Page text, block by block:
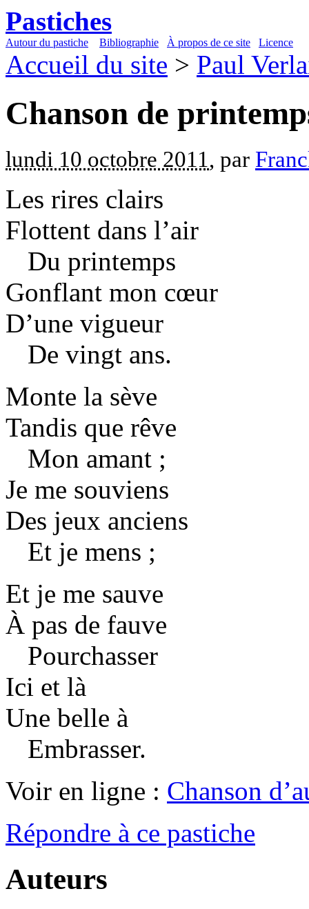
Pastiches
Autour du pastiche Bibliographie À propos de ce site Licence
Accueil du site > Paul
Chanson de
lundi 10 octobre 2011, par
Les rires clairs
Flottent dans l’air
Du printemps
Gonflant mon cœur
D’une vigueur
De vingt ans.
Monte la sève
Tandis que rêve
Mon amant ;
Je me souviens
Des jeux anciens
Et je mens ;
Et je me sauve
À pas de fauve
Pourchasser
Ici et là
Une belle à
Embrasser.
Voir en ligne : Chanson
Répondre à ce pastiche
Auteurs